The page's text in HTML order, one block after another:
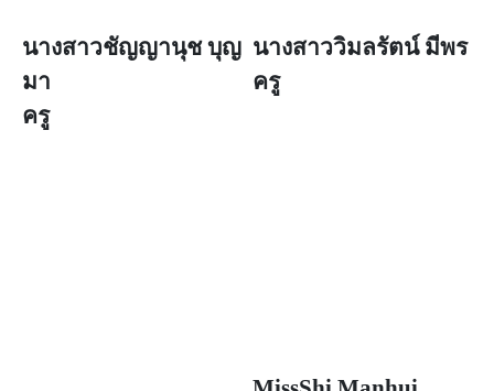
นางสาวชัญญานุช บุญ
มา
ครู
นางสาววิมลรัตน์ มีพร
ครู